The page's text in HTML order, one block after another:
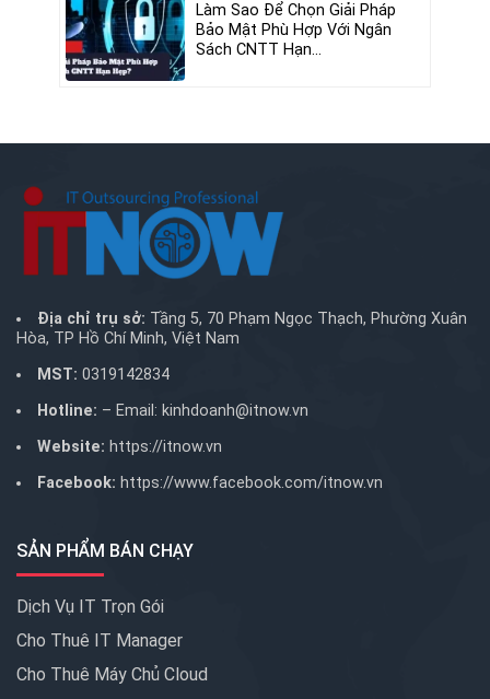
Làm Sao Để Chọn Giải Pháp
Bảo Mật Phù Hợp Với Ngân
Sách CNTT Hạn...
Địa chỉ trụ sở: Tầng 5, 70 Phạm Ngọc Thạch, Phường Xuân
Hòa, TP Hồ Chí Minh, Việt Nam
MST: 0319142834
Hotline: – Email: kinhdoanh@itnow.vn
Website: https://itnow.vn
Facebook: https://www.facebook.com/itnow.vn
SẢN PHẨM BÁN CHẠY
Dịch Vụ IT Trọn Gói
Cho Thuê IT Manager
Cho Thuê Máy Chủ Cloud